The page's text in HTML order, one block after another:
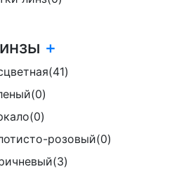
+
(41)
(0)
(0)
розовый(0)
(3)